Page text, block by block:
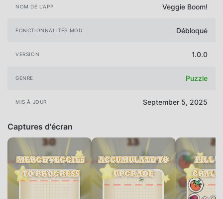
NOM DE L'APP Veggie Boom!
FONCTIONNALITÉS MOD Débloqué
VERSION 1.0.0
GENRE Puzzle
MIS À JOUR September 5, 2025
Captures d'écran